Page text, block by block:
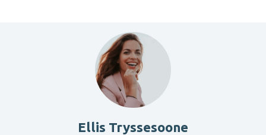
Ellis Tryssesoone